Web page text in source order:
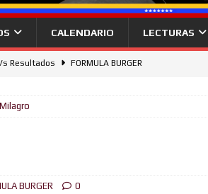
CALENDARIO LECTURAS
Resultados FORMULA BURGER
FORMULA BURGER
BURGER 0